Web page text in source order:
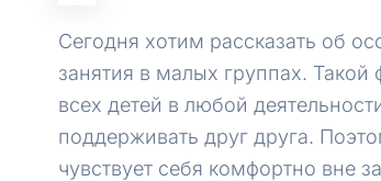
Сегодня хотим рассказать об
занятия в малых группах.
всех детей в любой
поддерживать друг друга.
чувствует себя комфортно вне